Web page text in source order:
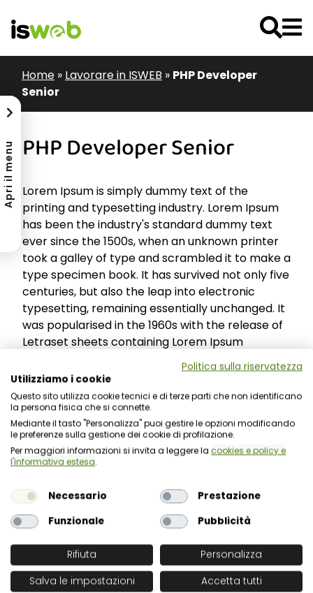
Home » Lavorare in ISWEB » PHP Developer
Senior
PHP Developer Senior
Lorem Ipsum is simply dummy text of the
printing and typesetting industry. Lorem Ipsum
has been the industry's standard dummy text
ever since the 1500s, when an unknown printer
took a galley of type and scrambled it to make a
type specimen book. It has survived not only five
centuries, but also the leap into electronic
typesetting, remaining essentially unchanged. It
was popularised in the 1960s with the release of
Letraset sheets containing Lorem Ipsum
passages, and more recently with desktop
publishing software like Aldus PageMaker
including versions of Lorem Ipsum.
Invia candidatura
Informativa dati personali
Apri il menu
Politica sulla riservatezza
Utilizziamo i cookie
Questo sito utilizza cookie tecnici e di terze parti che non identificano
la persona fisica che si connette.
Mediante il tasto "Personalizza" puoi gestire le opzioni modificando
le preferenze sulla gestione dei cookie di profilazione.
Per maggiori informazioni si invita a leggere la cookies e policy e
l'informativa estesa.
Necessario
Prestazione
Funzionale
Pubblicità
Rifiuta
Personalizza
Salva le impostazioni
Accetta tutti